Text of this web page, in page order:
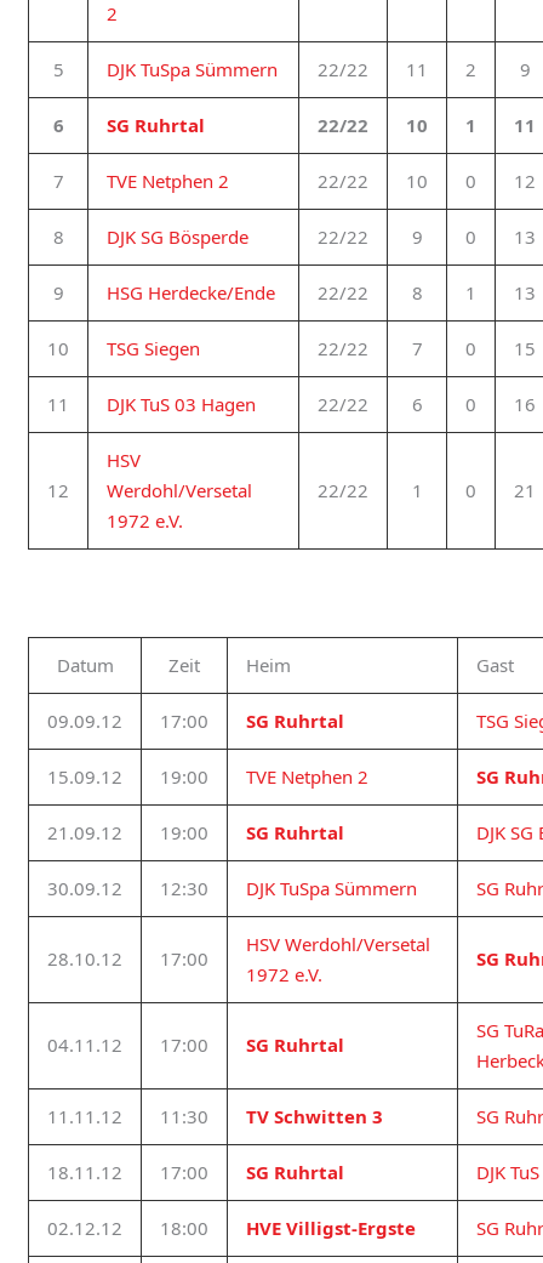
2
5 DJK TuSpa Sümmern 22/22 11 2 9
6 SG Ruhrtal 22/22 10 1 11
7 TVE Netphen 2 22/22 10 0 12
8 DJK SG Bösperde 22/22 9 0 13
9 HSG Herdecke/Ende 22/22 8 1 13
10 TSG Siegen 22/22 7 0 15
11 DJK TuS 03 Hagen 22/22 6 0 16
12
HSV
Werdohl/Versetal
1972 e.V.
22/22 1 0 21
Datum Zeit Heim Gast
09.09.12 17:00 SG Ruhrtal TSG
15.09.12 19:00 TVE Netphen 2 SG
21.09.12 19:00 SG Ruhrtal DJK
30.09.12 12:30 DJK TuSpa Sümmern SG
28.10.12 17:00
HSV Werdohl/Versetal
1972 e.V.
SG
04.11.12 17:00 SG Ruhrtal
SG
11.11.12 11:30 TV Schwitten 3 SG
18.11.12 17:00 SG Ruhrtal DJK
02.12.12 18:00 HVE Villigst-Ergste SG